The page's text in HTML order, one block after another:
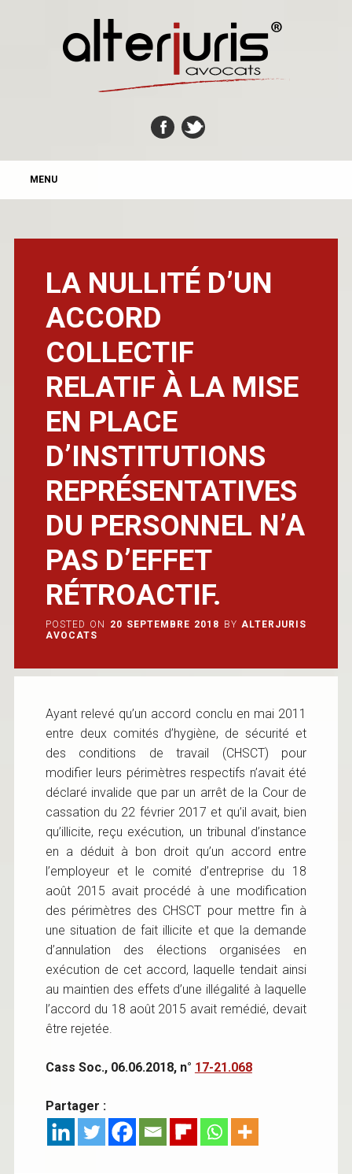
MAIN MENU
MENU
LA NULLITÉ D’UN
ACCORD
COLLECTIF
RELATIF À LA MISE
EN PLACE
D’INSTITUTIONS
REPRÉSENTATIVES
DU PERSONNEL N’A
PAS D’EFFET
RÉTROACTIF.
POSTED ON 20 SEPTEMBRE 2018 BY ALTERJURIS
AVOCATS
Ayant relevé qu’un accord conclu en mai 2011
entre deux comités d’hygiène, de sécurité et
des conditions de travail (CHSCT) pour
modifier leurs périmètres respectifs n’avait été
déclaré invalide que par un arrêt de la Cour de
cassation du 22 février 2017 et qu’il avait, bien
qu’illicite, reçu exécution, un tribunal d’instance
en a déduit à bon droit qu’un accord entre
l’employeur et le comité d’entreprise du 18
août 2015 avait procédé à une modification
des périmètres des CHSCT pour mettre fin à
une situation de fait illicite et que la demande
d’annulation des élections organisées en
exécution de cet accord, laquelle tendait ainsi
au maintien des effets d’une illégalité à laquelle
l’accord du 18 août 2015 avait remédié, devait
être rejetée.
Cass Soc., 06.06.2018, n° 17-21.068
Partager :